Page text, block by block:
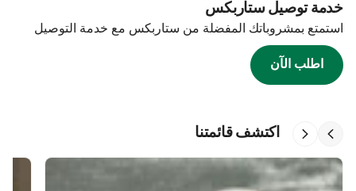
خدمة توصيل ستاربكس
استمتع بمشروباتك المفضلة من ستاربكس مع خدمة التوصيل
اطلب الآن
اكتشف قائمتنا